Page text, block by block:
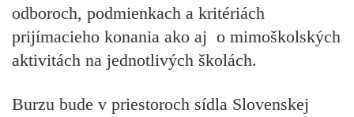
odboroch, podmienkach a kritériách
prijímacieho konania ako aj o mimoškolských
aktivitách na jednotlivých školách.
Burzu bude v priestoroch sídla Slovenskej